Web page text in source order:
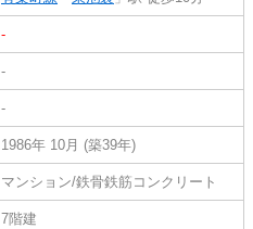
-
-
-
1986年 10月 (築39年)
マンション/鉄骨鉄筋コンクリート
7階建